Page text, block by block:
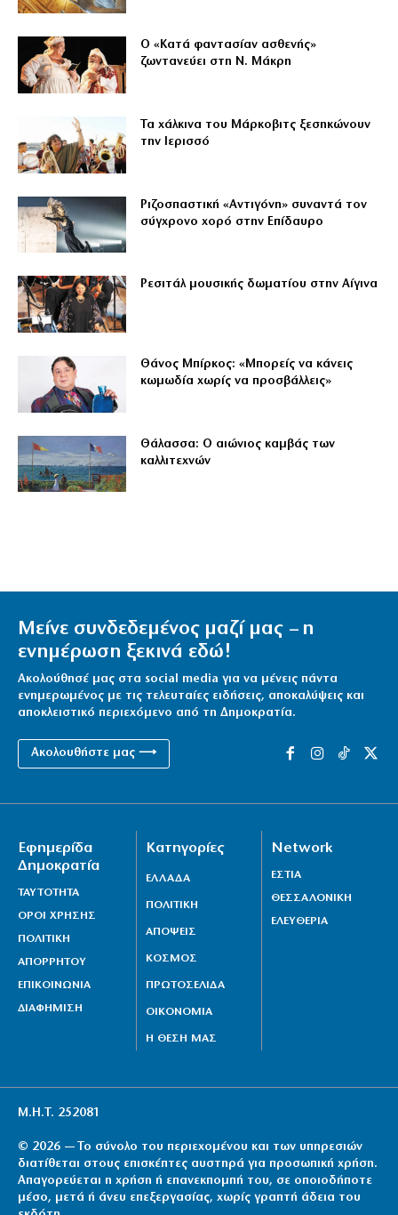
Ο «Κατά φαντασίαν ασθενής»
ζωντανεύει στη Ν. Μάκρη
Τα χάλκινα του Μάρκοβιτς ξεσηκώνουν
την Ιερισσό
Ριζοσπαστική «Αντιγόνη» συναντά τον
σύγχρονο χορό στην Επίδαυρο
Ρεσιτάλ μουσικής δωματίου στην Αίγινα
Θάνος Μπίρκος: «Μπορείς να κάνεις
κωμωδία χωρίς να προσβάλλεις»
Θάλασσα: Ο αιώνιος καμβάς των
καλλιτεχνών
Μείνε συνδεδεμένος μαζί μας – η
ενημέρωση ξεκινά εδώ!
Ακολούθησέ μας στα social media για να μένεις πάντα
ενημερωμένος με τις τελευταίες ειδήσεις, αποκαλύψεις και
αποκλειστικό περιεχόμενο από τη Δημοκρατία.
Ακολουθήστε μας ⟶
Εφημερίδα
Δημοκρατία
ΤΑΥΤΟΤΗΤΑ
ΟΡΟΙ ΧΡΗΣΗΣ
ΠΟΛΙΤΙΚΗ
ΑΠΟΡΡΗΤΟΥ
ΕΠΙΚΟΙΝΩΝΙΑ
ΔΙΑΦΗΜΙΣΗ
Κατηγορίες
ΕΛΛΑΔΑ
ΠΟΛΙΤΙΚΗ
ΑΠΟΨΕΙΣ
ΚΟΣΜΟΣ
ΠΡΩΤΟΣΕΛΙΔΑ
ΟΙΚΟΝΟΜΙΑ
Η ΘΕΣΗ ΜΑΣ
Network
ΕΣΤΙΑ
ΘΕΣΣΑΛΟΝΙΚΗ
ΕΛΕΥΘΕΡΙΑ
Μ.Η.Τ. 252081
© 2026 — Το σύνολο του περιεχομένου και των υπηρεσιών
διατίθεται στους επισκέπτες αυστηρά για προσωπική χρήση.
Απαγορεύεται η χρήση ή επανεκπομπή του, σε οποιοδήποτε
μέσο, μετά ή άνευ επεξεργασίας, χωρίς γραπτή άδεια του